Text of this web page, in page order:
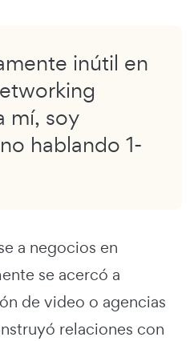
inútil en
mí, soy
hablando 1-
a negocios en
se acercó a
de video o agencias
relaciones con